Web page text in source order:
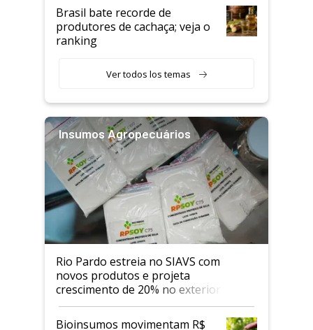
Brasil bate recorde de
produtores de cachaça; veja o
ranking
Ver todos los temas
Insumos Agropecuários
Rio Pardo estreia no SIAVS com
novos produtos e projeta
crescimento de 20% no exterior
Bioinsumos movimentam R$